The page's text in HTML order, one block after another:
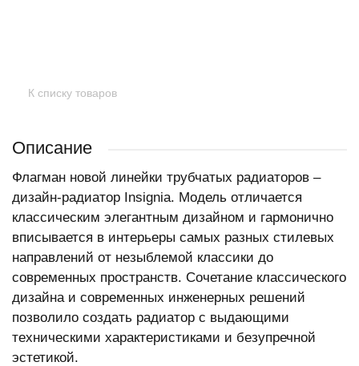
К списку товаров
Описание
Флагман новой линейки трубчатых радиаторов –
дизайн-радиатор Insignia. Модель отличается
классическим элегантным дизайном и гармонично
вписывается в интерьеры самых разных стилевых
направлений от незыблемой классики до
современных пространств. Сочетание классического
дизайна и современных инженерных решений
позволило создать радиатор с выдающими
техническими характеристиками и безупречной
эстетикой.